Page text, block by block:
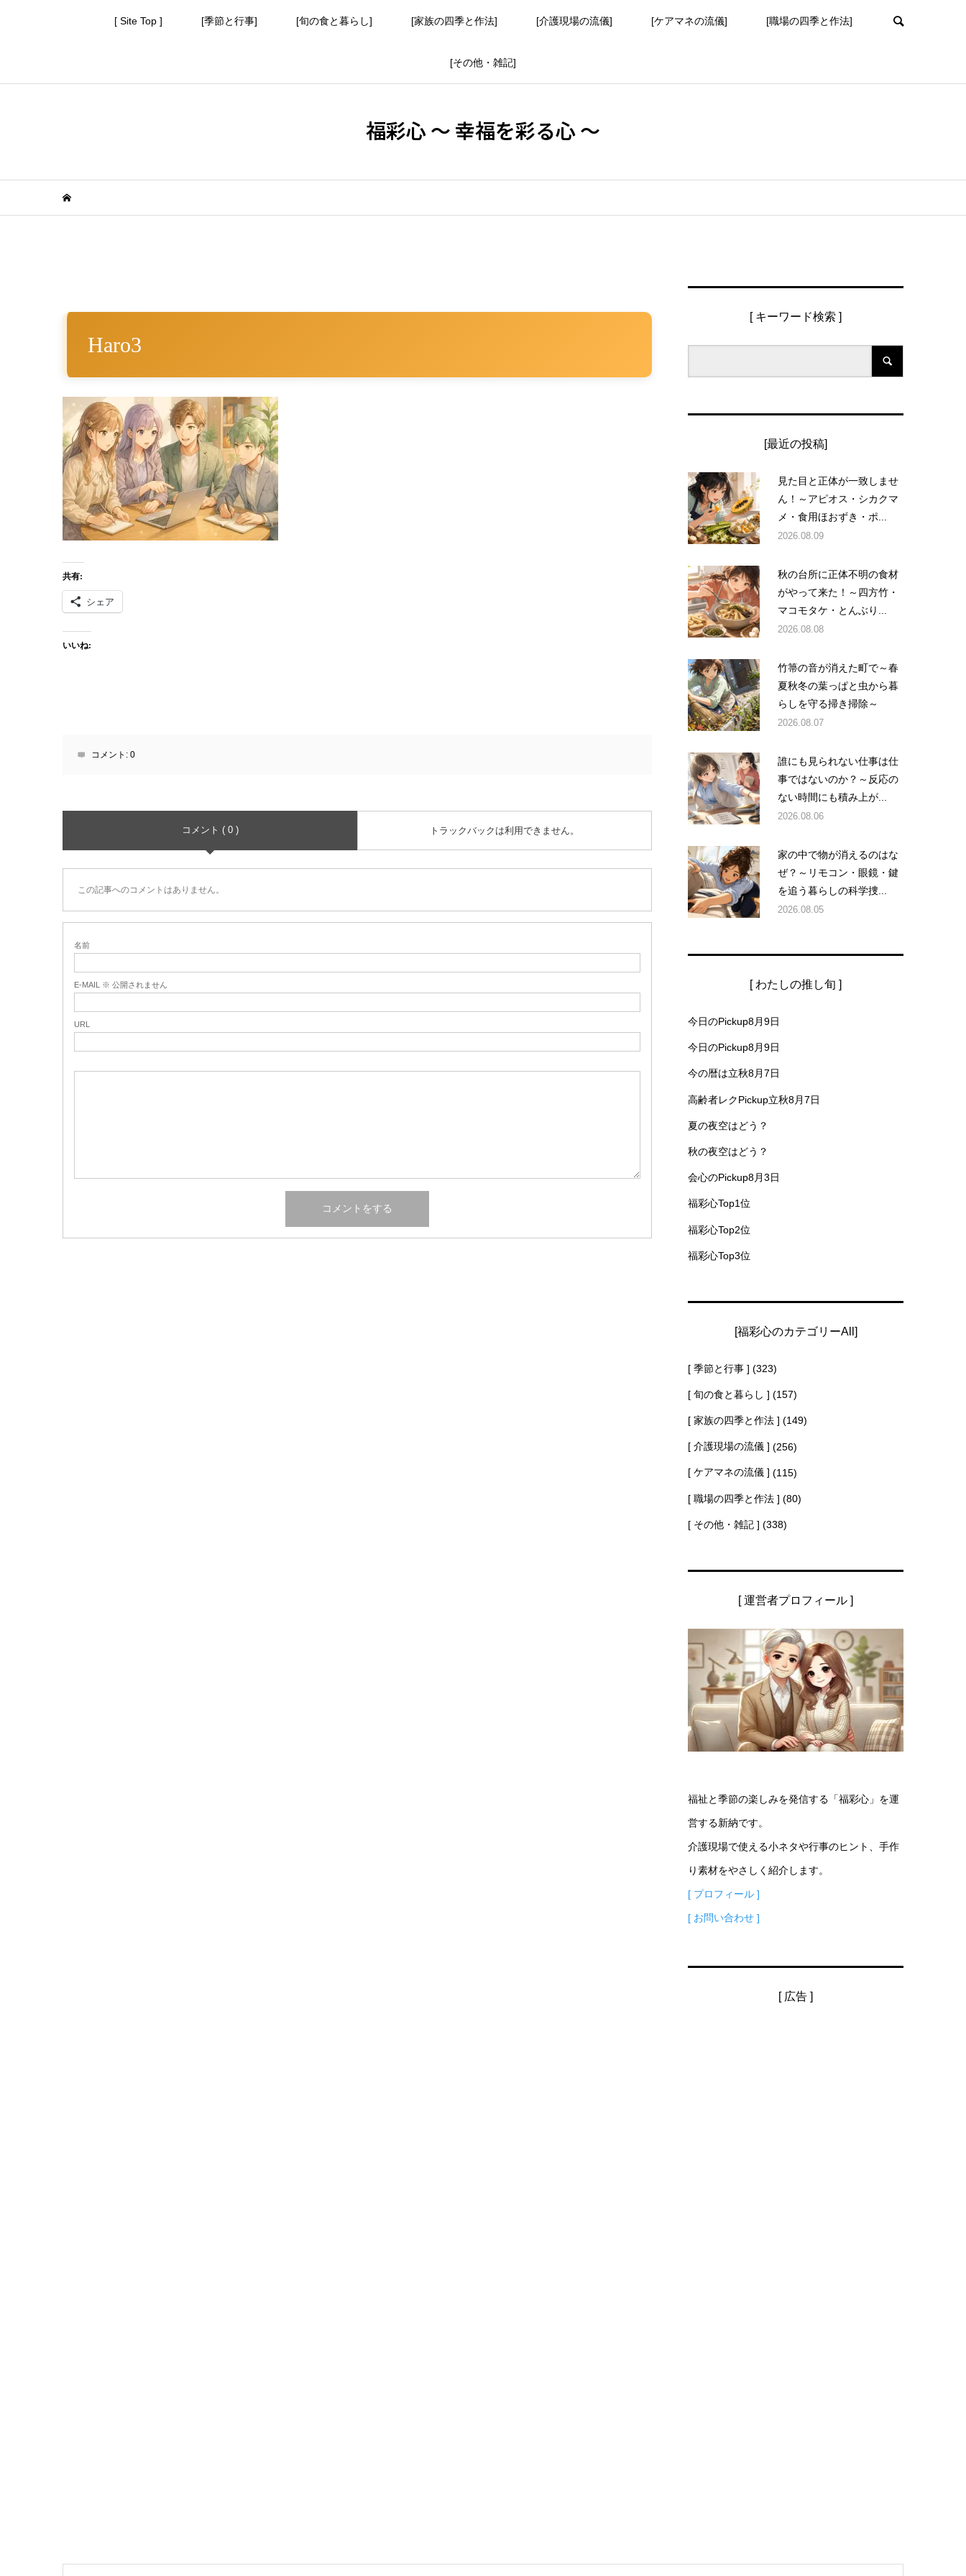
[ Site Top ] [季節と行事] [旬の食と暮らし] [家族の四季と作法] [介護現場の流儀] [ケアマネの流儀] [職場の四季と作法]
[その他・雑記]
福彩心 ～ 幸福を彩る心 ～
Haro3
共有:
シェア
いいね:
コメント: 0
コメント ( 0 ) トラックバックは利用できません。
この記事へのコメントはありません。
名前
E-MAIL ※ 公開されません
URL
[ キーワード検索 ]
[最近の投稿]
見た目と正体が一致しませ
ん！～アピオス・シカクマ
メ・食用ほおずき・ポ...
2026.08.09
秋の台所に正体不明の食材
がやって来た！～四方竹・
マコモタケ・とんぶり...
2026.08.08
竹箒の音が消えた町で～春
夏秋冬の葉っぱと虫から暮
らしを守る掃き掃除～
2026.08.07
誰にも見られない仕事は仕
事ではないのか？～反応の
ない時間にも積み上が...
2026.08.06
家の中で物が消えるのはな
ぜ？～リモコン・眼鏡・鍵
を追う暮らしの科学捜...
2026.08.05
[ わたしの推し旬 ]
今日のPickup8月9日
今日のPickup8月9日
今の暦は立秋8月7日
高齢者レクPickup立秋8月7日
夏の夜空はどう？
秋の夜空はどう？
会心のPickup8月3日
福彩心Top1位
福彩心Top2位
福彩心Top3位
[福彩心のカテゴリーAll]
[ 季節と行事 ] (323)
[ 旬の食と暮らし ] (157)
[ 家族の四季と作法 ] (149)
[ 介護現場の流儀 ] (256)
[ ケアマネの流儀 ] (115)
[ 職場の四季と作法 ] (80)
[ その他・雑記 ] (338)
[ 運営者プロフィール ]
福祉と季節の楽しみを発信する「福彩心」を運
営する新納です。
介護現場で使える小ネタや行事のヒント、手作
り素材をやさしく紹介します。
[ プロフィール ]
[ お問い合わせ ]
[ 広告 ]